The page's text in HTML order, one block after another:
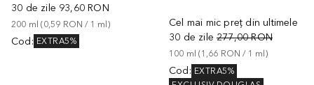
30 de zile 93,60 RON
200 ml (0,59 RON / 1 ml)
Cod : EXTRA5%
Cel mai mic preț din ultimele
30 de zile 277,00 RON
100 ml (1,66 RON / 1 ml )
Cod : EXTRA5%